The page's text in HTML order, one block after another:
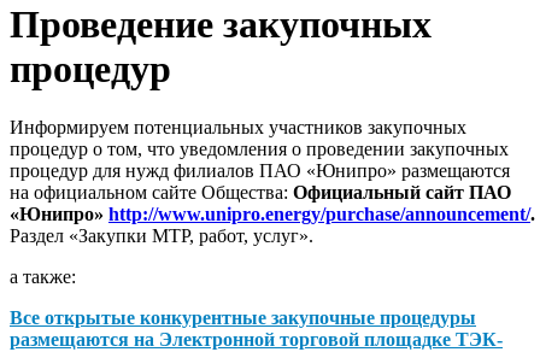
Проведение закупочных
процедур
Информируем потенциальных участников закупочных
процедур о том, что уведомления о проведении закупочных
процедур для нужд филиалов ПАО «Юнипро» размещаются
на официальном сайте Общества: Официальный сайт ПАО
«Юнипро» http://www.unipro.energy/purchase/announcement/.
Раздел «Закупки МТР, работ, услуг».
а также:
Все открытые конкурентные закупочные процедуры
размещаются на Электронной торговой площадке ТЭК-